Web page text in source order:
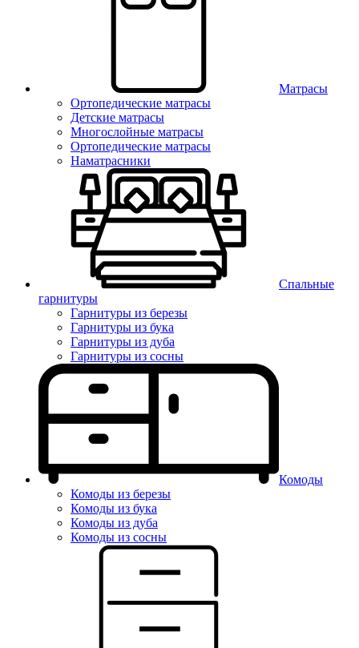
Матрасы
Ортопедические матрасы
Детские матрасы
Многослойные матрасы
Ортопедические матрасы
Наматрасники
Спальные
гарнитуры
Гарнитуры из березы
Гарнитуры из бука
Гарнитуры из дуба
Гарнитуры из сосны
Комоды
Комоды из березы
Комоды из бука
Комоды из дуба
Комоды из сосны